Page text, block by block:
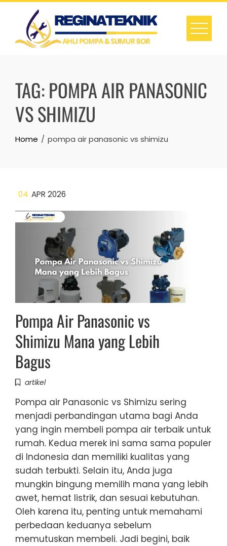
Skip
content
TAG:POMPA AIR PANASONIC
VS SHIMIZU
Home pompa air panasonic vs shimizu
04 APR 2026
Pompa Air Panasonic vs
Shimizu Mana yang Lebih
Bagus
artikel
Pompa air Panasonic vs Shimizu sering
menjadi perbandingan utama bagi Anda
yang ingin membeli pompa air terbaik untuk
rumah. Kedua merek ini sama sama populer
di Indonesia dan memiliki kualitas yang
sudah terbukti. Selain itu, Anda juga
mungkin bingung memilih mana yang lebih
awet, hemat listrik, dan sesuai kebutuhan.
Oleh karena itu, penting untuk memahami
perbedaan keduanya sebelum
memutuskan membeli. Jadi begini, baik